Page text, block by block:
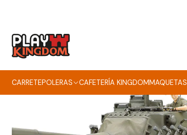
CARRETEPOLERAS CAFETERÍA KINGDOMMAQUETAS